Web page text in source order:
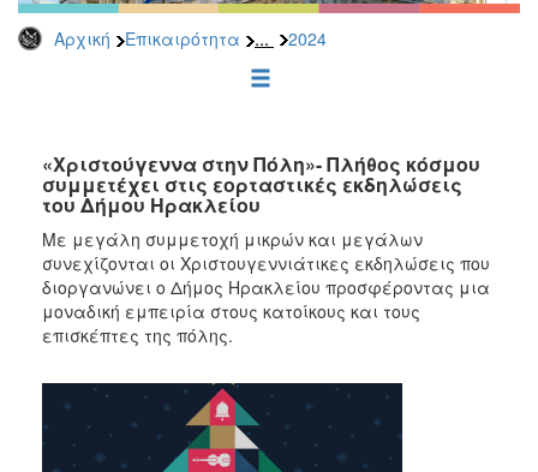
Αρχική Επικαιρότητα ... 2024
2026
2025
2022
2021
2020
2019
2018
2017
2016
2013
«Χριστούγεννα στην Πόλη»- Πλήθος κόσμου
συμμετέχει στις εορταστικές εκδηλώσεις
του Δήμου Ηρακλείου
Με μεγάλη συμμετοχή μικρών και μεγάλων
συνεχίζονται οι Χριστουγεννιάτικες εκδηλώσεις που
διοργανώνει ο Δήμος Ηρακλείου προσφέροντας μια
μοναδική εμπειρία στους κατοίκους και τους
επισκέπτες της πόλης.